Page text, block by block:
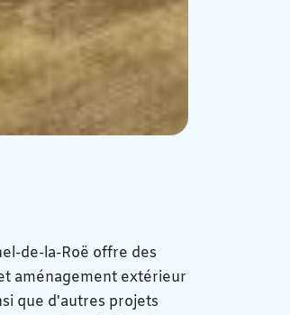
de-la-Roë offre des
aménagement extérieur
que d'autres projets